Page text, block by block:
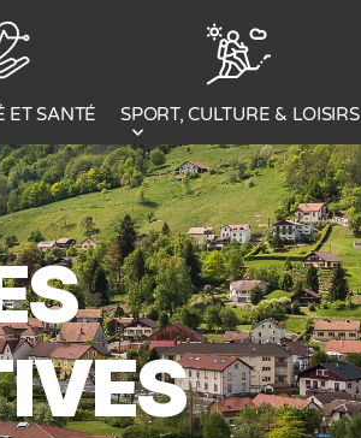
ET SANTÉ SPORT, CULTURE & LOISIRS